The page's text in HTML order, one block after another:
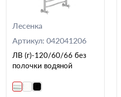
Лесенка
Артикул: 042041206
ЛВ (г)-120/60/66 без
полочки водяной